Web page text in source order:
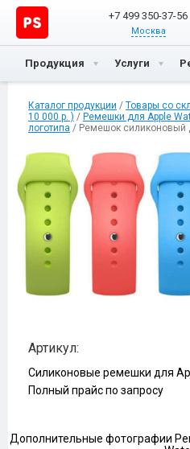
+7 499 350-37-56
Москва
Продукция Услуги
Каталог продукции / Товары со
10 000 р. ) / Ремешки для Apple
логотипа / Ремешок силиконовый
Артикул:
Силиконовые ремешки для
Полный прайс по запросу
Дополнительные фотографии